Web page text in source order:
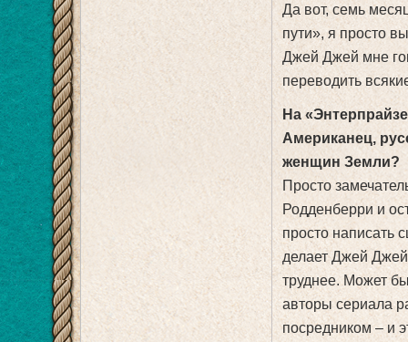
Да вот, семь
пути», я просто
Джей Джей мне
переводить
На
Американец,
женщин Земли?
Просто
Родденберри и
просто написать
делает Джей
труднее. Может
авторы сериала
посредником – и